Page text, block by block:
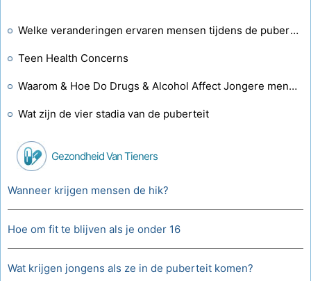
Welke veranderingen ervaren mensen tijdens de puberteit?
Teen Health Concerns
Waarom & Hoe Do Drugs & Alcohol Affect Jongere mensen
Wat zijn de vier stadia van de puberteit
Gezondheid Van Tieners
Wanneer krijgen mensen de hik?
Hoe om fit te blijven als je onder 16
Wat krijgen jongens als ze in de puberteit komen?